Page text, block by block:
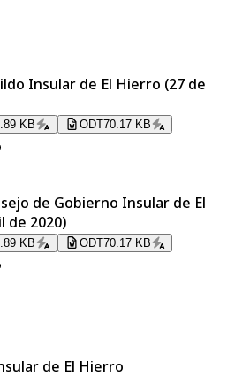
Insular de El Hierro (27 de
KB ODT70.17 KB
de Gobierno Insular de El
de 2020)
KB ODT70.17 KB
de El Hierro